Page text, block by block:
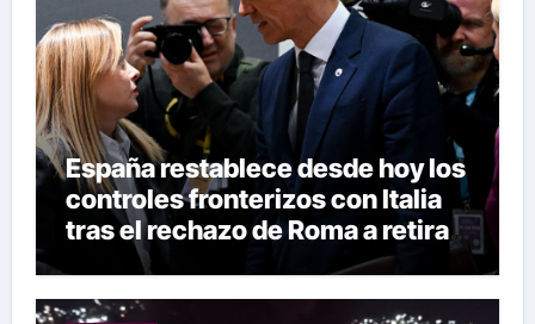
España restablece desde hoy los
controles fronterizos con Italia
tras el rechazo de Roma a retirar
las restricciones